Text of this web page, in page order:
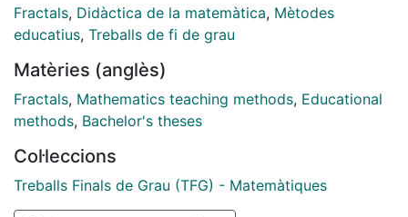
presenten diverses nocions de dimensió fractal, com
són la dimensió per recompte de caixes i la dimensió
de fractals aleatoris de construcció determinista.
La segona part del treball proporciona un suggeriment
batxillerat, amb la finalitat de despertar l’interès per la
matèria i fomentar el pensament matemàtic a través
de l’experimentació i l’observació.
Fractals, Didàctica de la matemàtica, Mètodes
educatius, Treballs de fi de grau
Matèries (anglès)
Fractals, Mathematics teaching methods, Educational
methods, Bachelor's theses
Col·leccions
Treballs Finals de Grau (TFG) - Matemàtiques